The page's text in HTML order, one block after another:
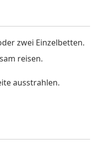
zwei Einzelbetten.
reisen.
ausstrahlen.